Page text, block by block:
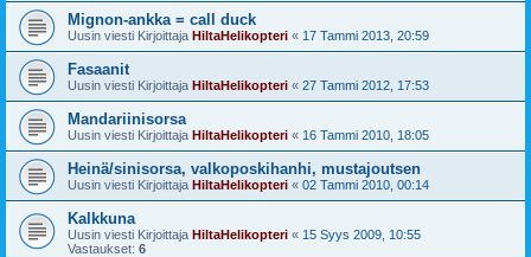
Mignon-ankka = call duck
Uusin viesti Kirjoittaja HiltaHelikopteri « 17 Tammi 2013, 20:59
Fasaanit
Uusin viesti Kirjoittaja HiltaHelikopteri « 27 Tammi 2012, 17:53
Mandariinisorsa
Uusin viesti Kirjoittaja HiltaHelikopteri « 16 Tammi 2010, 18:05
Heinä/sinisorsa, valkoposkihanhi, mustajoutsen
Uusin viesti Kirjoittaja HiltaHelikopteri « 02 Tammi 2010, 00:14
Kalkkuna
Uusin viesti Kirjoittaja HiltaHelikopteri « 15 Syys 2009, 10:55
Vastaukset: 6